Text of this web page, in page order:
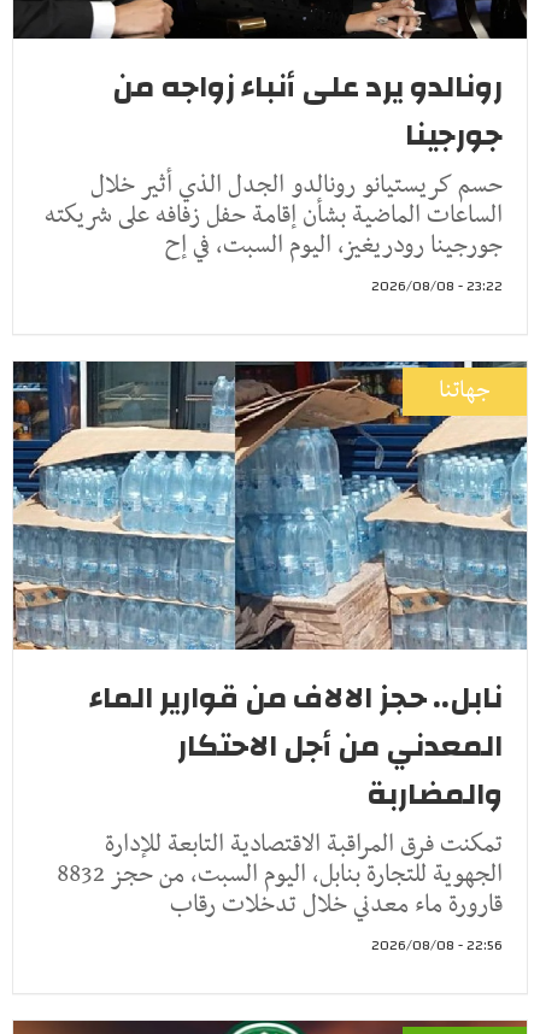
رونالدو يرد على أنباء زواجه من
جورجينا
حسم كريستيانو رونالدو الجدل الذي أثير خلال
الساعات الماضية بشأن إقامة حفل زفافه على شريكته
جورجينا رودريغيز، اليوم السبت، في إح
23:22 - 2026/08/08
جهاتنا
نابل.. حجز الالاف من قوارير الماء
المعدني من أجل الاحتكار
والمضاربة
تمكنت فرق المراقبة الاقتصادية التابعة للإدارة
الجهوية للتجارة بنابل، اليوم السبت، من حجز 8832
قارورة ماء معدني خلال تدخلات رقاب
22:56 - 2026/08/08